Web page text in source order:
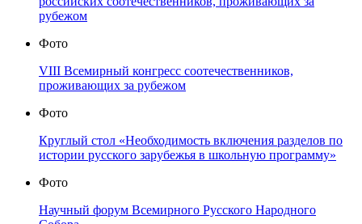
рубежом
Фото
VIII Всемирный конгресс соотечественников,
проживающих за рубежом
Фото
Круглый стол «Необходимость включения разделов по
истории русского зарубежья в школьную программу»
Фото
Научный форум Всемирного Русского Народного